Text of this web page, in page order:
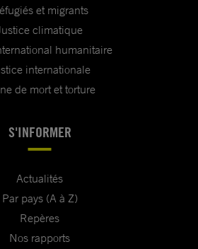
et migrants
climatique
humanitaire
internationale
de mort et torture
S'INFORMER
Actualités
Par pays (A à Z)
Repères
Nos rapports